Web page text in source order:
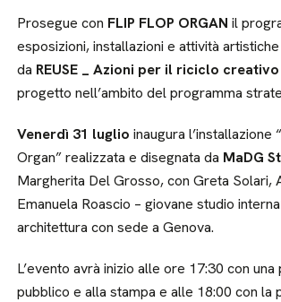
Prosegue con FLIP FLOP ORGAN il
esposizioni, installazioni e attività
da REUSE _ Azioni per il riciclo
progetto nell’ambito del programma
Venerdì 31 luglio inaugura l’installazione
Organ” realizzata e disegnata da MaDG
Margherita Del Grosso, con Greta Solari,
Emanuela Roascio – giovane studio
architettura con sede a Genova.
L’evento avrà inizio alle ore 17:30 con
pubblico e alla stampa e alle 18:00 con la